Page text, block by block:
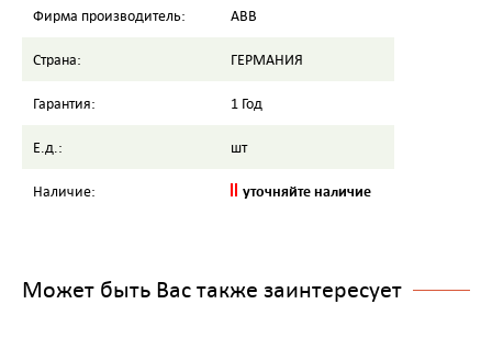
Фирма производитель: ABB
Страна: ГЕРМАНИЯ
Гарантия: 1 Год
Е.д.: шт
Наличие: уточняйте наличие
Может быть Вас также заинтересует